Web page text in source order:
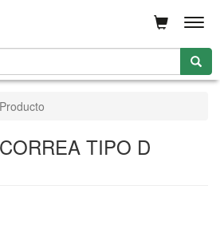
Producto
TIPO D